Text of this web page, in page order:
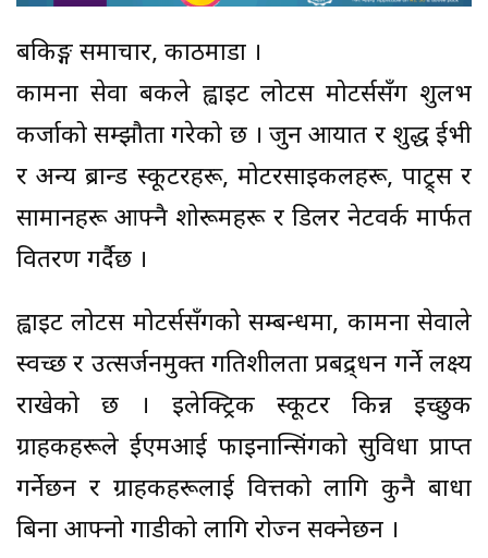
बैंकिङ्ग समाचार, काठमाडौं ।
कामना सेवा बैंकले ह्वाइट लोटस मोटर्ससँग शुलभ
कर्जाको सम्झौता गरेको छ । जुन आयात र शुद्ध ईभी
र अन्य ब्रान्ड स्कूटरहरू, मोटरसाइकलहरू, पाट्र्स र
सामानहरू आफ्नै शोरूमहरू र डिलर नेटवर्क मार्फत
वितरण गर्दैछ ।
ह्वाइट लोटस मोटर्ससँगको सम्बन्धमा, कामना सेवाले
स्वच्छ र उत्सर्जनमुक्त गतिशीलता प्रबद्र्धन गर्ने लक्ष्य
राखेको छ । इलेक्ट्रिक स्कूटर किन्न इच्छुक
ग्राहकहरूले ईएमआई फाइनान्सिंगको सुविधा प्राप्त
गर्नेछन र ग्राहकहरूलाई वित्तको लागि कुनै बाधा
बिना आफ्नो गाडीको लागि रोज्न सक्नेछन ।